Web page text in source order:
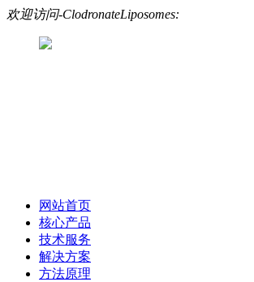
欢迎访问-ClodronateLiposomes:
网站首页
核心产品
技术服务
解决方案
方法原理